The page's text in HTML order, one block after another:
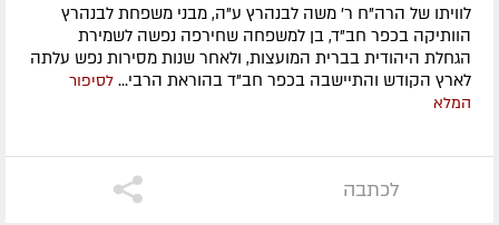
לוויתו של הרה"ח ר' משה לבנהרץ ע"ה, מבני משפחת לבנהרץ
הוותיקה בכפר חב"ד, בן למשפחה שחירפה נפשה לשמירת
הגחלת היהודית בברית המועצות, ולאחר שנות מסירות נפש עלתה
לארץ הקודש והתיישבה בכפר חב"ד בהוראת הרבי... לסיפור
המלא
לכתבה